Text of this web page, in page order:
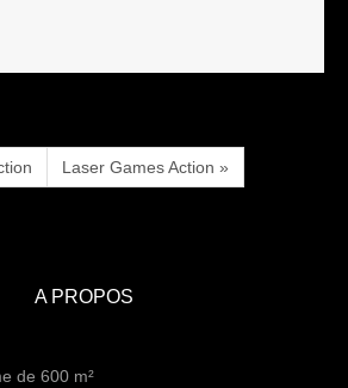
Laser Games Action »
A PROPOS
de 600 m²